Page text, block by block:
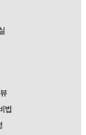
법